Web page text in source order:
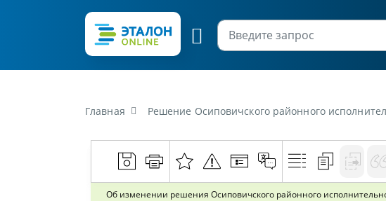
Главная Решение Осиповичского районного исполнительного комитета
Об изменении решения Осиповичского районного